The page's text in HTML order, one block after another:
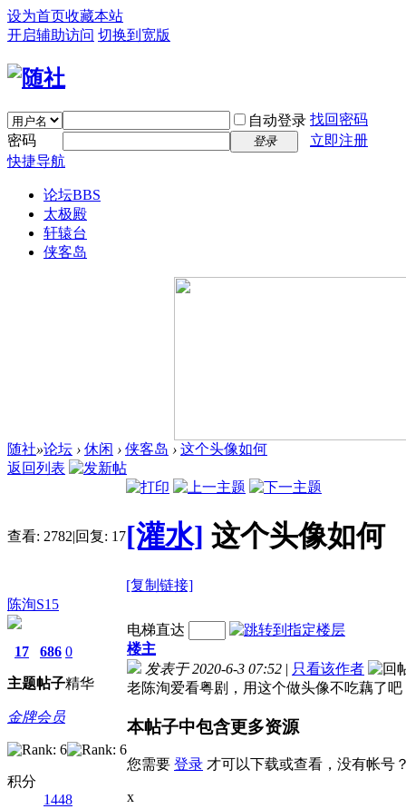
设为首页收藏本站
开启辅助访问 切换到宽版
自动登录 找回密码
密码
登录
立即注册
快捷导航
论坛BBS
太极殿
轩辕台
侠客岛
随社»论坛 › 休闲 › 侠客岛 › 这个头像如何
返回列表
查看: 2782|回复: 17[灌水] 这个头像如何
[复制链接]
陈洵S15
17
主题
686
帖子
0
精华
金牌会员
积分
1448
电梯直达
楼主
发表于 2020-6-3 07:52 | 只看该作者
老陈洵爱看粤剧，用这个做头像不吃藕了吧
本帖子中包含更多资源
您需要 登录 才可以下载或查看，没有帐号
x